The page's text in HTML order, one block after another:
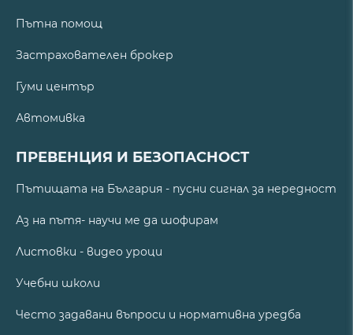
Пътна помощ
Застрахователен брокер
Гуми център
Автомивка
ПРЕВЕНЦИЯ И БЕЗОПАСНОСТ
Пътищата на България - пусни сигнал за нередност
Аз на пътя- научи ме да шофирам
Листовки - видео уроци
Учебни школи
Често задавани въпроси и нормативна уредба